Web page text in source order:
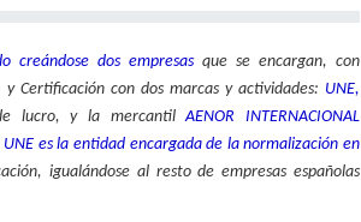
creándose dos empresas que se encargan, con
Certificación con dos marcas y actividades: UNE,
lucro, y la mercantilAENOR INTERNACIONAL
UNE es la entidad encargada de la normalización en
igualándose al resto de empresas españolas